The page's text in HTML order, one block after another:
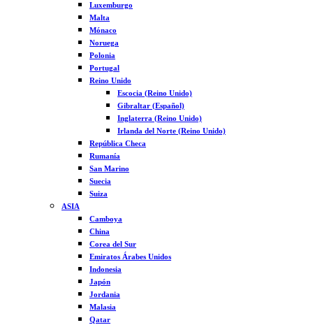
Luxemburgo
Malta
Mónaco
Noruega
Polonia
Portugal
Reino Unido
Escocia (Reino Unido)
Gibraltar (Español)
Inglaterra (Reino Unido)
Irlanda del Norte (Reino Unido)
República Checa
Rumanía
San Marino
Suecia
Suiza
ASIA
Camboya
China
Corea del Sur
Emiratos Árabes Unidos
Indonesia
Japón
Jordania
Malasia
Qatar